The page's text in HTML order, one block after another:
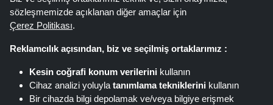
Shoppingspout.com/tr fırsatların, indirimlerin ve kuponların sunulduğu bir
web sitesidir; bu fırsatlar veya teklifler farklı bağlı kuruluş ağları aracılığıyla
kullanıma sunulur. Bu linkler üzerinden yaptığınız alışverişlerde,
sözleşmemizde açıklanan diğer amaçlar için
Çerez Politikası.
Reklamcılık açısından, biz ve seçilmiş ortaklarımız :
Kesin coğrafi konum verilerini kullanın
Cihaz analizi yoluyla tanımlama tekniklerini kullanın
Bir cihazda bilgi depolamak ve/veya bilgiye erişmek